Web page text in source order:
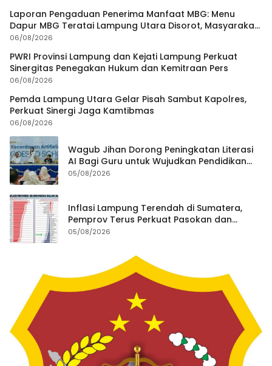
Laporan Pengaduan Penerima Manfaat MBG: Menu
Dapur MBG Teratai Lampung Utara Disorot, Masyarakat
Minta Satgas Lakukan Investigasi
06/08/2026
PWRI Provinsi Lampung dan Kejati Lampung Perkuat
Sinergitas Penegakan Hukum dan Kemitraan Pers
06/08/2026
Pemda Lampung Utara Gelar Pisah Sambut Kapolres,
Perkuat Sinergi Jaga Kamtibmas
06/08/2026
Wagub Jihan Dorong Peningkatan Literasi
AI Bagi Guru untuk Wujudkan Pendidikan
Berkualitas
05/08/2026
Inflasi Lampung Terendah di Sumatera,
Pemprov Terus Perkuat Pasokan dan
Distribusi Pangan
05/08/2026